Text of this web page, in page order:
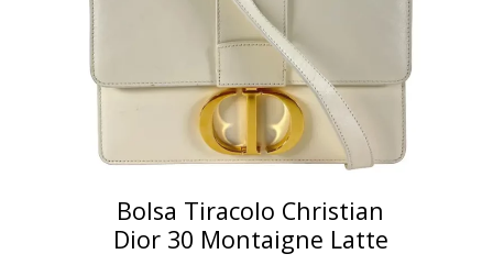
Bolsa Tiracolo Christian
Dior 30 Montaigne Latte